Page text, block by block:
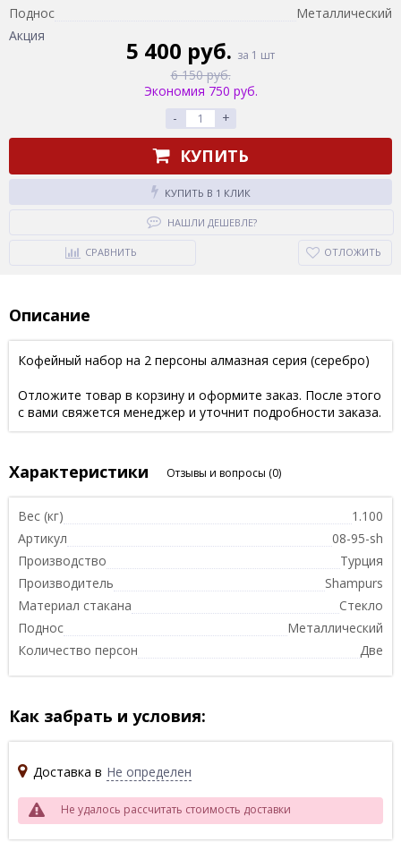
Поднос
Металлический
Акция
5 400 руб. за 1 шт
6 150 руб.
Экономия 750 руб.
-
+
КУПИТЬ
КУПИТЬ В 1 КЛИК
НАШЛИ ДЕШЕВЛЕ?
СРАВНИТЬ ОТЛОЖИТЬ
Описание
Кофейный набор на 2 персоны алмазная серия (серебро)
Отложите товар в корзину и оформите заказ. После этого
с вами свяжется менеджер и уточнит подробности заказа.
Характеристики Отзывы и вопросы (0)
Вес (кг)
1.100
Артикул
08-95-sh
Производство
Турция
Производитель
Shampurs
Материал стакана
Стекло
Поднос
Металлический
Количество персон
Две
Как забрать и условия:
Доставка в Не определен
Не удалось рассчитать стоимость доставки